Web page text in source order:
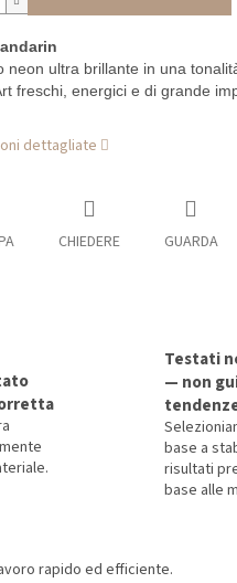
neon ultra brillante in una
freschi, energici e di grande
dettagliate
CHIEDERE GUARDA
Testati
— non
base a
risultati
base alle
rapido ed efficiente.